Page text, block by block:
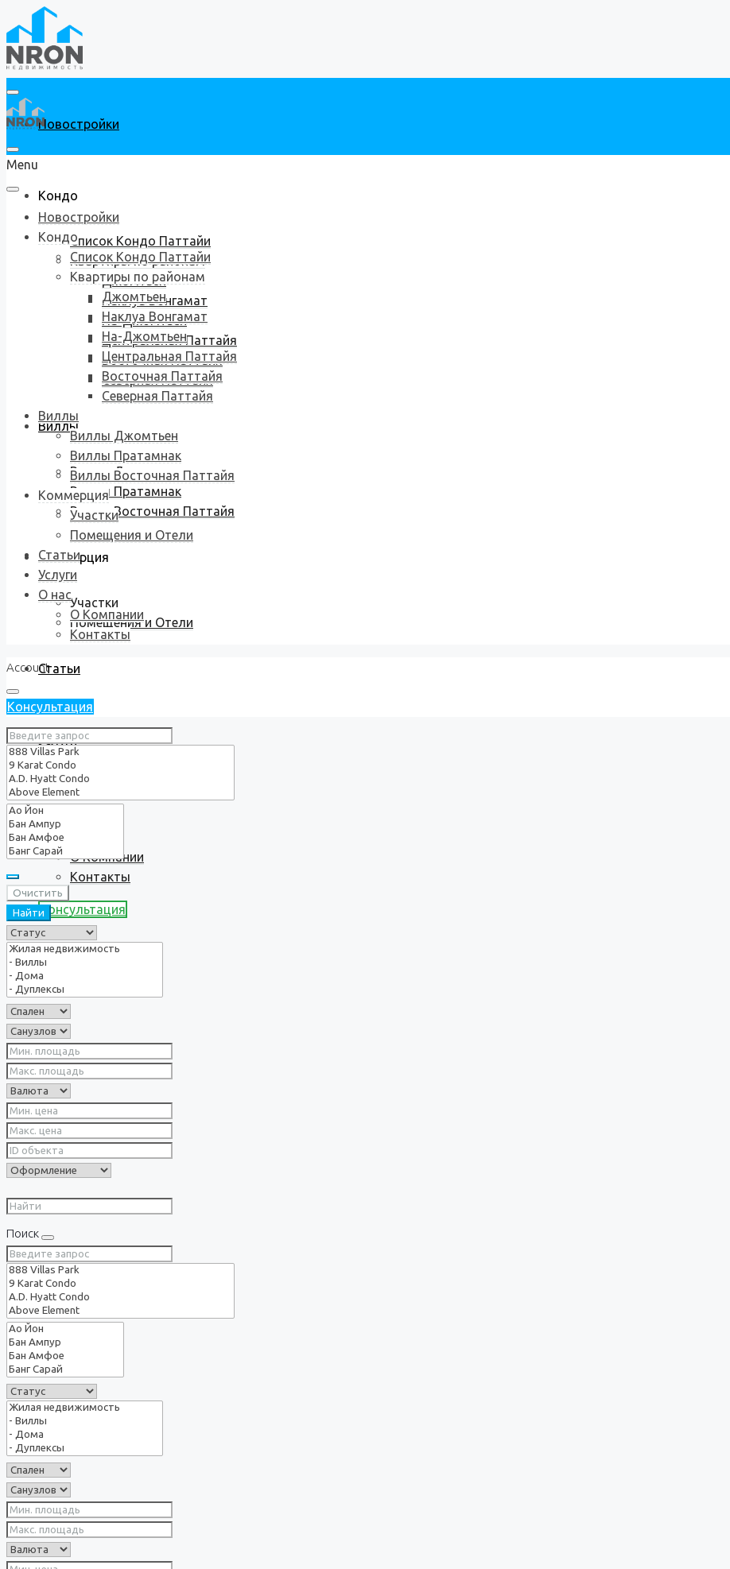
Новостройки
Кондо
Список Кондо Паттайи
Квартиры по районам
Джомтьен
Наклуа Вонгамат
На-Джомтьен
Центральная Паттайя
Восточная Паттайя
Северная Паттайя
Виллы
Виллы Джомтьен
Виллы Пратамнак
Виллы Восточная Паттайя
Коммерция
Участки
Помещения и Отели
Статьи
Услуги
О нас
О Компании
Контакты
Консультация
Menu
Новостройки
Кондо
Список Кондо Паттайи
Квартиры по районам
Джомтьен
Наклуа Вонгамат
На-Джомтьен
Центральная Паттайя
Восточная Паттайя
Северная Паттайя
Виллы
Виллы Джомтьен
Виллы Пратамнак
Виллы Восточная Паттайя
Коммерция
Участки
Помещения и Отели
Статьи
Услуги
О нас
О Компании
Контакты
Account
Консультация
Очистить
Найти
Поиск